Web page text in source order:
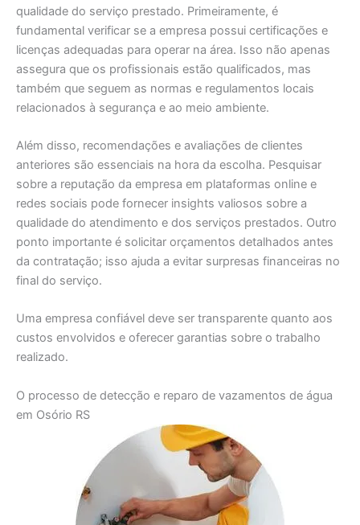
qualidade do serviço prestado. Primeiramente, é
fundamental verificar se a empresa possui certificações e
licenças adequadas para operar na área. Isso não apenas
assegura que os profissionais estão qualificados, mas
também que seguem as normas e regulamentos locais
relacionados à segurança e ao meio ambiente.
Além disso, recomendações e avaliações de clientes
anteriores são essenciais na hora da escolha. Pesquisar
sobre a reputação da empresa em plataformas online e
redes sociais pode fornecer insights valiosos sobre a
qualidade do atendimento e dos serviços prestados. Outro
ponto importante é solicitar orçamentos detalhados antes
da contratação; isso ajuda a evitar surpresas financeiras no
final do serviço.
Uma empresa confiável deve ser transparente quanto aos
custos envolvidos e oferecer garantias sobre o trabalho
realizado.
O processo de detecção e reparo de vazamentos de água
em Osório RS